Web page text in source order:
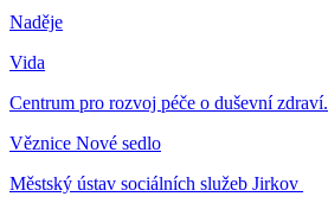
Naděje
Vida
Centrum pro rozvoj péče o duševní zdraví.
Věznice Nové sedlo
Městský ústav sociálních služeb Jirkov